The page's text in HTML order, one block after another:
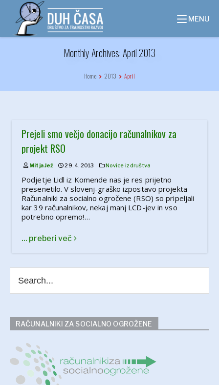
content
MENU
Monthly Archives: April 2013
Home 2013 April
Prejeli smo večjo donacijo računalnikov za
projekt RSO
Mitja Jež 29. 4. 2013 Novice iz društva
Podjetje Lidl iz Komende nas je res prijetno
presenetilo. V slovenj-graško izpostavo projekta
Računalniki za socialno ogročene (RSO) so pripeljali
kar 39 računalnikov, nekaj manj LCD-jev in vso
potrebno opremo!…
... preberi več
RAČUNALNIKI ZA SOCIALNO OGROŽENE